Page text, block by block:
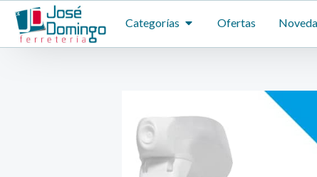
contenido
Categorías ABRIR CATEGORÍAS
Ofertas